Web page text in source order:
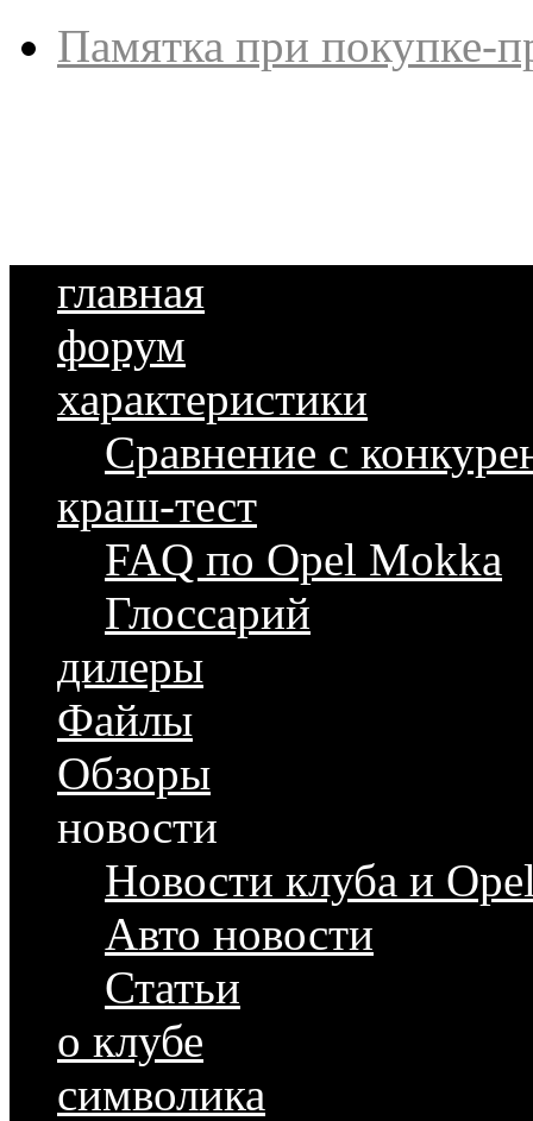
Памятка при покупке-
главная
форум
характеристики
Сравнение с
краш-тест
FAQ по Opel Mokka
Глоссарий
дилеры
Файлы
Обзоры
новости
Новости клуба и
Авто новости
Статьи
о клубе
символика